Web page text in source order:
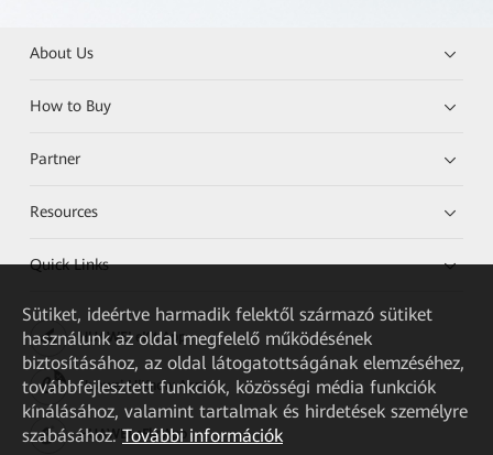
About Us
How to Buy
Partner
Resources
Quick Links
HUAWEI eKit App
Huawei HiKnow App
HUAWEI eFly App
Sütiket, ideértve harmadik felektől származó sütiket
használunk az oldal megfelelő működésének
biztosításához, az oldal látogatottságának elemzéséhez,
továbbfejlesztett funkciók, közösségi média funkciók
kínálásához, valamint tartalmak és hirdetések személyre
szabásához. További információk